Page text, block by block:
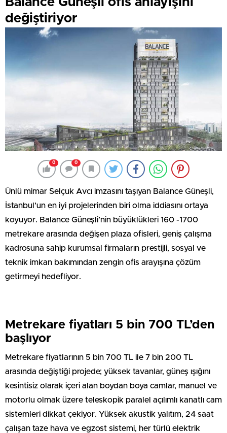
değiştiriyor
0 0
Ünlü mimar Selçuk Avcı imzasını taşıyan Balance Güneşli,
İstanbul’un en iyi projelerinden biri olma iddiasını ortaya
koyuyor. Balance Güneşli’nin büyüklükleri 160 -1700
metrekare arasında değişen plaza ofisleri, geniş çalışma
kadrosuna sahip kurumsal firmaların prestijli, sosyal ve
teknik imkan bakımından zengin ofis arayışına çözüm
getirmeyi hedefliyor.
Metrekare fiyatları 5 bin 700 TL’den
başlıyor
Metrekare fiyatlarının 5 bin 700 TL ile 7 bin 200 TL
arasında değiştiği projede; yüksek tavanlar, güneş ışığını
kesintisiz olarak içeri alan boydan boya camlar, manuel ve
motorlu olmak üzere teleskopik paralel açılımlı kanatlı cam
sistemleri dikkat çekiyor. Yüksek akustik yalıtım, 24 saat
çalışan taze hava ve egzost sistemi, her türlü elektrik